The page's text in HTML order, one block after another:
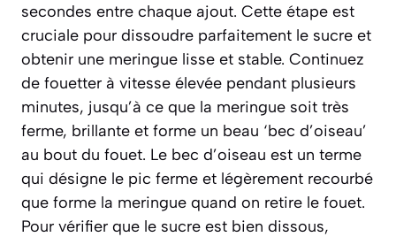
secondes entre chaque ajout. Cette étape est
cruciale pour dissoudre parfaitement le sucre et
obtenir une meringue lisse et stable. Continuez
de fouetter à vitesse élevée pendant plusieurs
minutes, jusqu’à ce que la meringue soit très
ferme, brillante et forme un beau ‘bec d’oiseau’
au bout du fouet. Le bec d’oiseau est un terme
qui désigne le pic ferme et légèrement recourbé
que forme la meringue quand on retire le fouet.
Pour vérifier que le sucre est bien dissous,